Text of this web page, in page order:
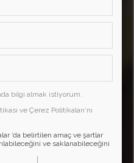
bilgi almak istiyorum.
ve Çerez Politikaları‘nı
’da belirtilen amaç ve şartlar
ve saklanabileceğini